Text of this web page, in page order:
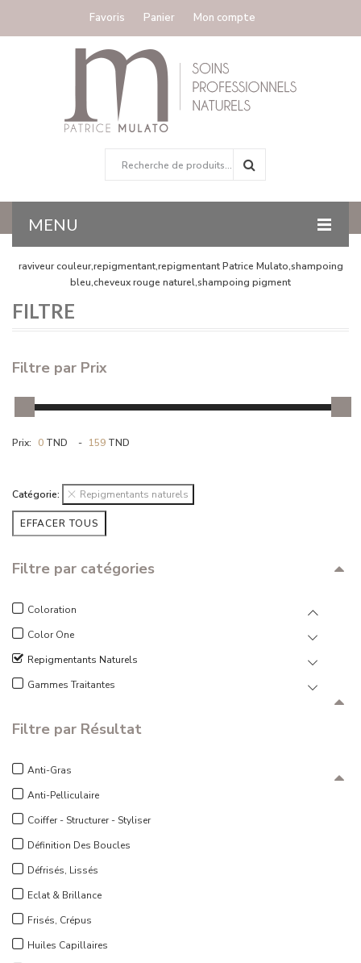
Favoris Panier Mon compte
MENU
ACCUEIL
RÉSULTAT
CONTACT
raviveur couleur,repigmentant,repigmentant Patrice Mulato,shampoing
bleu,cheveux rouge naturel,shampoing pigment
FILTRE
Filtre par Prix
Prix: 0 TND - 159 TND
Catégorie: Repigmentants naturels
EFFACER TOUS
Filtre par catégories
Coloration
Color One
Repigmentants Naturels
Gammes Traitantes
Filtre par Résultat
Anti-Gras
Anti-Pelliculaire
Coiffer - Structurer - Styliser
Définition Des Boucles
Défrisés, Lissés
Eclat & Brillance
Frisés, Crépus
Huiles Capillaires